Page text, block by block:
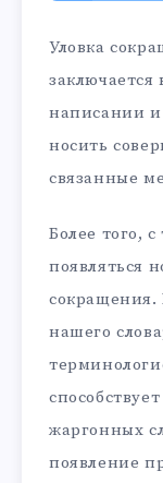
Уловка
написании
носить
связанные
Более того,
появляться
нашего
жаргонных
появление